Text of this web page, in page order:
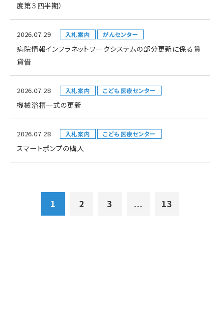
度第３四半期）
2026.07.29 入札案内 がんセンター
病院情報インフラネットワークシステムの部分更新に係る賃
貸借
2026.07.28 入札案内 こども医療センター
機械浴槽一式の更新
2026.07.28 入札案内 こども医療センター
スマートポンプの購入
1 2 3 ... 13